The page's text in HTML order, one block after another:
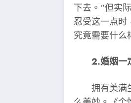
下去。“但实
忍受这一点时
究竟需要什么
2.婚姻一
拥有美满生